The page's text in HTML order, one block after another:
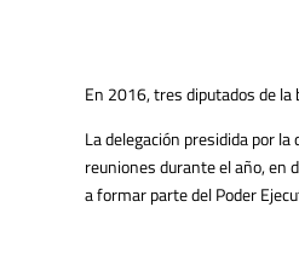
En 2016, tres diputados de
La delegación presidida por
reuniones durante el año, en
a formar parte del Poder